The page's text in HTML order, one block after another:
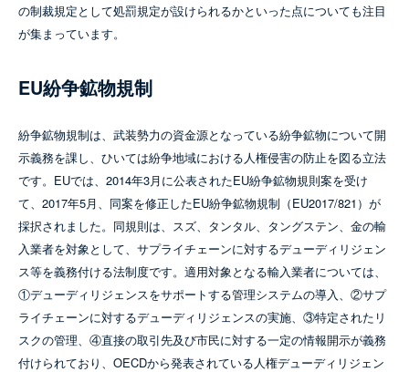
の制裁規定として処罰規定が設けられるかといった点についても注目
が集まっています。
EU紛争鉱物規制
紛争鉱物規制は、武装勢力の資金源となっている紛争鉱物について開
示義務を課し、ひいては紛争地域における人権侵害の防止を図る立法
です。EUでは、2014年3月に公表されたEU紛争鉱物規則案を受け
て、2017年5月、同案を修正したEU紛争鉱物規制（EU2017/821）が
採択されました。同規則は、スズ、タンタル、タングステン、金の輸
入業者を対象として、サプライチェーンに対するデューディリジェン
ス等を義務付ける法制度です。適用対象となる輸入業者については、
①デューディリジェンスをサポートする管理システムの導入、②サプ
ライチェーンに対するデューディリジェンスの実施、③特定されたリ
スクの管理、④直接の取引先及び市民に対する一定の情報開示が義務
付けられており、OECDから発表されている人権デューディリジェン